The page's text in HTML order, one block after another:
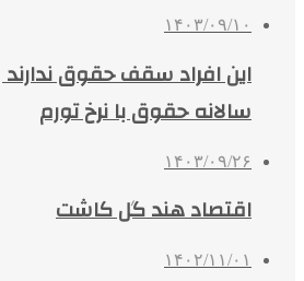
۱۴۰۳/۰۹/۱۰
این افراد سقف حقوق
سالانه حقوق با نرخ تورم
۱۴۰۳/۰۹/۲۶
اقتصاد هند گل کاشت
۱۴۰۲/۱۱/۰۱